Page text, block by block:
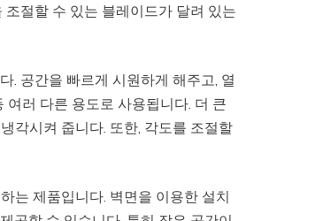
절할 수 있는 블레이드가 달려 있는
. 공간을 빠르게 시원하게 해주고, 열
러 다른 용도로 사용됩니다. 더 큰
각시켜 줍니다. 또한, 각도를 조절할
는 제품입니다. 벽면을 이용한 설치